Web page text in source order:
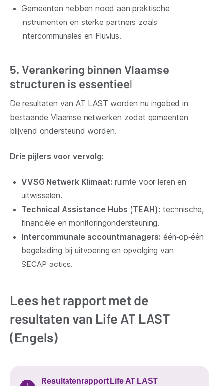
Gemeenten hebben nood aan praktische
instrumenten en sterke partners zoals
intercommunales en Fluvius.
5. Verankering binnen Vlaamse
structuren is essentieel
De resultaten van AT LAST worden nu ingebed in
bestaande Vlaamse netwerken zodat gemeenten
blijvend ondersteund worden.
Drie pijlers voor vervolg:
VVSG Netwerk Klimaat: ruimte voor leren en
uitwisselen.
Technical Assistance Hubs (TEAH): technische,
financiële en monitoringondersteuning.
Intercommunale accountmanagers: één‑op‑één
begeleiding bij uitvoering en opvolging van
SECAP‑acties.
Lees het rapport met de
resultaten van Life AT LAST
(Engels)
Resultatenrapport Life AT LAST